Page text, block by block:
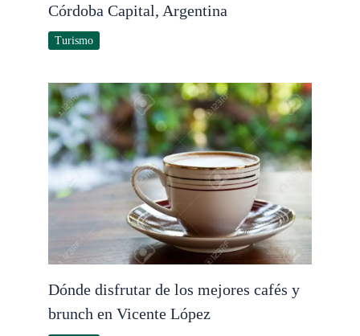
Córdoba Capital, Argentina
Turismo
Dónde disfrutar de los mejores cafés y
brunch en Vicente López